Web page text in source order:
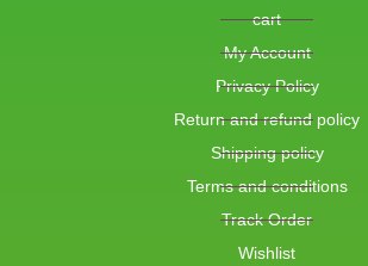
cart
My Account
Privacy Policy
Return and refund policy
Shipping policy
Terms and conditions
Track Order
Wishlist